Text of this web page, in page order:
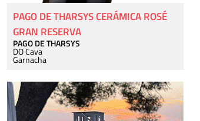
PAGO DE THARSYS CERÁMICA ROSÉ
GRAN RESERVA
PAGO DE THARSYS
DO Cava
Garnacha